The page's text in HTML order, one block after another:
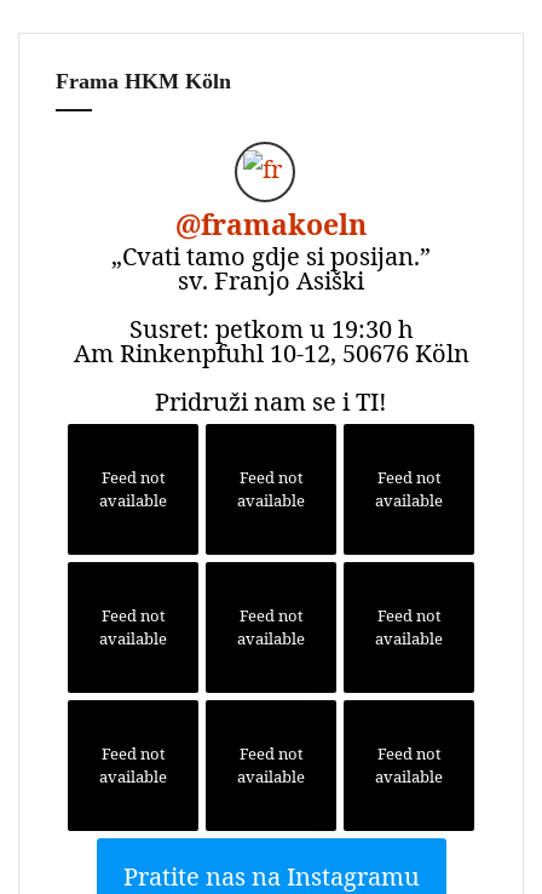
Frama HKM Köln
@framakoeln
„Cvati tamo gdje si posijan.”
sv. Franjo Asiški
Susret: petkom u 19:30 h
Am Rinkenpfuhl 10-12, 50676 Köln
Pridruži nam se i TI!
Feed not
available
Feed not
available
Feed not
available
Feed not
available
Feed not
available
Feed not
available
Feed not
available
Feed not
available
Feed not
available
Pratite nas na Instagramu